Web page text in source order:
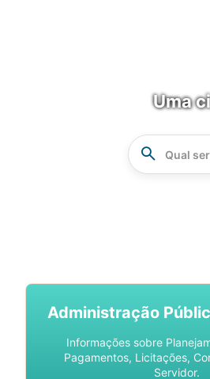
Uma
Administração
Informações sobre
Pagamentos, Licitações,
Servidor.